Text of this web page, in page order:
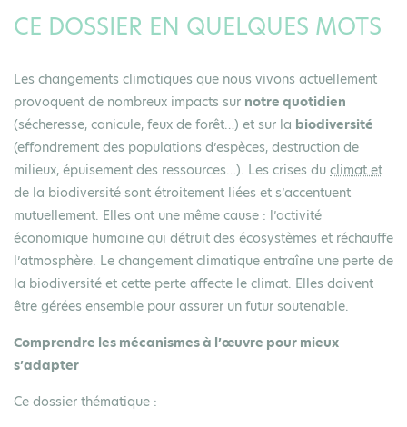
CE DOSSIER EN QUELQUES MOTS
Les changements climatiques que nous vivons actuellement
provoquent de nombreux impacts sur notre quotidien
(sécheresse, canicule, feux de forêt…) et sur la biodiversité
(effondrement des populations d’espèces, destruction de
milieux, épuisement des ressources…). Les crises du climat et
de la biodiversité sont étroitement liées et s’accentuent
mutuellement. Elles ont une même cause : l’activité
économique humaine qui détruit des écosystèmes et réchauffe
l’atmosphère. Le changement climatique entraîne une perte de
la biodiversité et cette perte affecte le climat. Elles doivent
être gérées ensemble pour assurer un futur soutenable.
Comprendre les mécanismes à l’œuvre pour mieux
s’adapter
Ce dossier thématique :